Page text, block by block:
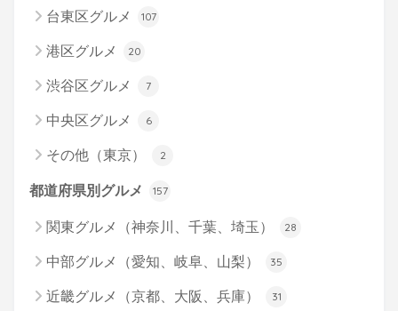
台東区グルメ 107
港区グルメ 20
渋谷区グルメ 7
中央区グルメ 6
その他（東京） 2
都道府県別グルメ 157
関東グルメ（神奈川、千葉、埼玉） 28
中部グルメ（愛知、岐阜、山梨） 35
近畿グルメ（京都、大阪、兵庫） 31